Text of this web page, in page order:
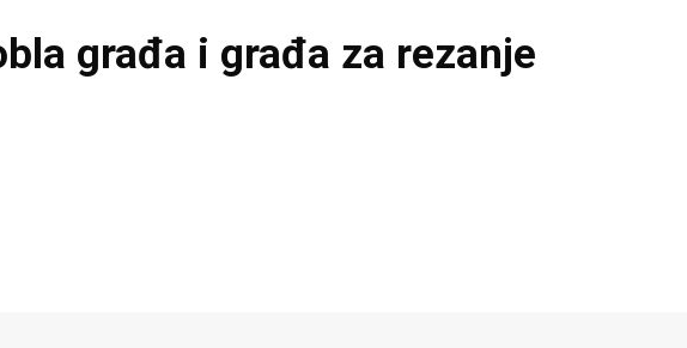
građa i građa za rezanje